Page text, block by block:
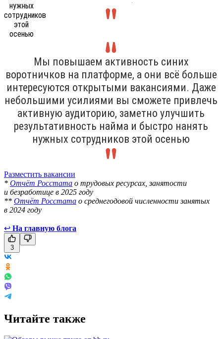
Мы повышаем активность синих
воротничков на платформе, а они всё больше
интересуются открытыми вакансиями. Даже
небольшими усилиями вы сможете привлечь
активную аудиторию, заметно улучшить
результативность найма и быстро нанять
нужных сотрудников этой осенью
Разместить вакансии
* Отчёт Росстата о трудовых ресурсах, занятости
и безработице в 2025 году
** Отчёт Росстата о среднегодовой численности занятых
в 2024 году
↩ На главную блога
3
Читайте также